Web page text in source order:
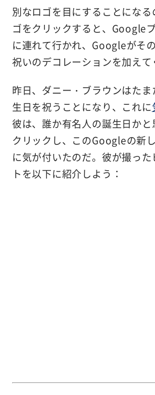
別なロゴを目にすることになる
ゴをクリックすると、Google
に連れて行かれ、Googleがそ
祝いのデコレーションを加えて
昨日、ダニー・ブラウンはた
生日を祝うことになり、これに
彼は、誰か有名人の誕生日かと
クリックし、このGoogleの新
に気が付いたのだ。彼が撮った
トを以下に紹介しよう：